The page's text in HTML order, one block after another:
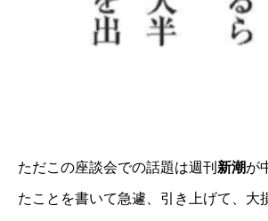
ただこの座談会での話題は週刊 新潮が
たことを書いて急遽、引き上げて、大